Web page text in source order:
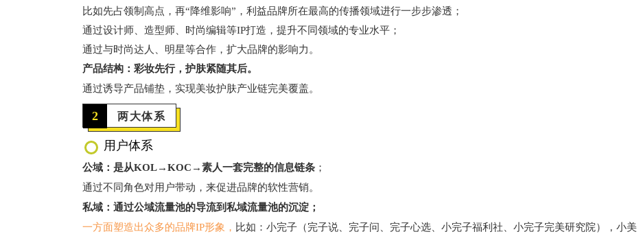
比如先占领制高点，再“降维影响”，利益品牌所在最高的传播领域进行一步步渗透；
通过设计师、造型师、时尚编辑等IP打造，提升不同领域的专业水平；
通过与时尚达人、明星等合作，扩大品牌的影响力。
产品结构：彩妆先行，护肤紧随其后。
通过诱导产品铺垫，实现美妆护肤产业链完美覆盖。
2 两大体系
用户体系
公域：是从KOL→KOC→素人一套完整的信息链条 ；
通过不同角色对用户带动，来促进品牌的软性营销。
私域：通过公域流量池的导流到私域流量池的沉淀；
一方面塑造出众多的品牌IP形象， 比如：小完子（完子说、完子问、完子心选、小完子福利社、小完子完美研究院），小美